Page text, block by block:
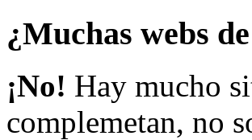
¿Muchas webs
¡No! Hay mucho
complemetan, no